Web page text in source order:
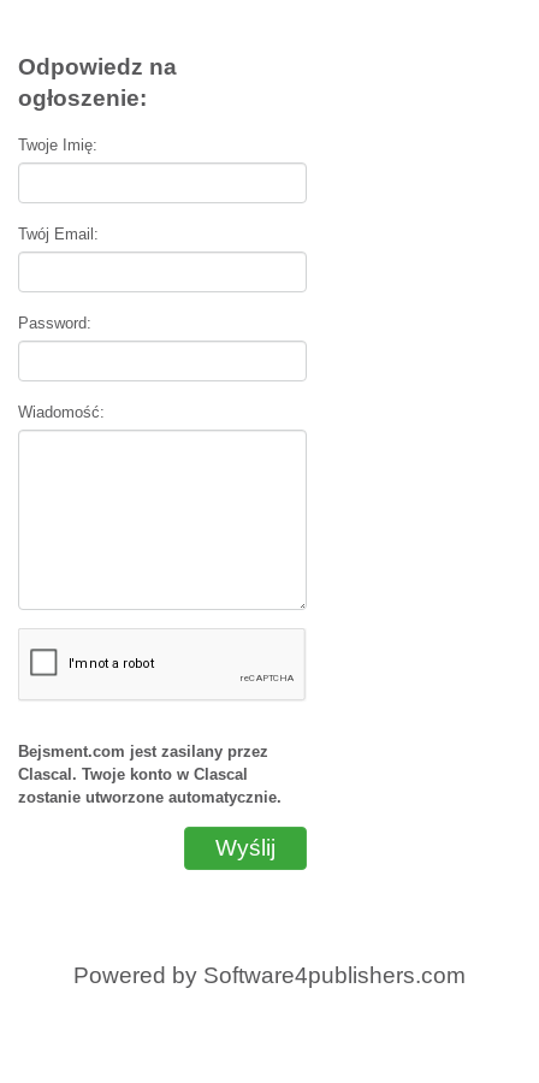
Odpowiedz na
ogłoszenie:
Twoje Imię:
Twój Email:
Password:
Wiadomość:
Bejsment.com jest zasilany przez
Clascal. Twoje konto w Clascal
zostanie utworzone automatycznie.
Wyślij
Powered by Software4publishers.com